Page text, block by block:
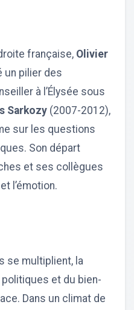
française, Olivier
un pilier des
à l’Élysée sous
Sarkozy (2007-2012),
sur les questions
Son départ
et ses collègues
l’émotion.
se multiplient, la
et du bien-
Dans un climat de